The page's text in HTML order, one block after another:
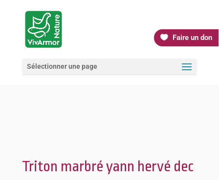
Faire un don
Sélectionner une page
Triton marbré yann hervé dec